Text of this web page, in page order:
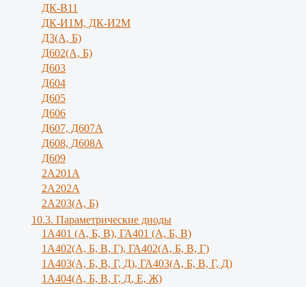
ДК-В11
ДК-И1М, ДК-И2М
Д3(А, Б)
Д602(А, Б)
Д603
Д604
Д605
Д606
Д607, Д607А
Д608, Д608А
Д609
2А201А
2А202А
2А203(А, Б)
10.3. Параметрические диоды
1A401 (А, Б, В), ГА401 (А, Б, В)
1А402(А, Б, В, Г), ГА402(А, Б, В, Г)
1А403(А, Б, В, Г, Д), ГА403(А, Б, В, Г, Д)
1А404(А, Б, В, Г, Д, Е, Ж)